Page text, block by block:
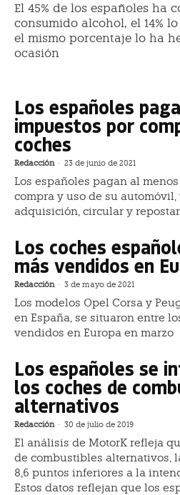
El 45% de los españoles ha
consumido alcohol, el 14%
el mismo porcentaje lo ha
ocasión
Los españoles
impuestos por
coches
Redacción - 23 de junio de 2021
Los españoles pagan al
compra y uso de su
adquisición, circular y repostar
Los coches
más vendidos en
Redacción - 3 de mayo de 2021
Los modelos Opel Corsa y
en España, se situaron entre
vendidos en Europa en marzo
Los españoles se
los coches de
alternativos
Redacción - 30 de julio de 2019
El análisis de MotorK refleja
de combustibles alternativos,
8,6 puntos inferiores a la
Estos datos reflejan que los